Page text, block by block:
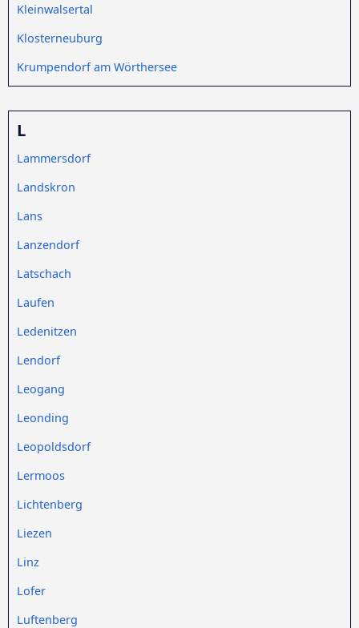
Kleinwalsertal
Klosterneuburg
Krumpendorf am Wörthersee
L
Lammersdorf
Landskron
Lans
Lanzendorf
Latschach
Laufen
Ledenitzen
Lendorf
Leogang
Leonding
Leopoldsdorf
Lermoos
Lichtenberg
Liezen
Linz
Lofer
Luftenberg